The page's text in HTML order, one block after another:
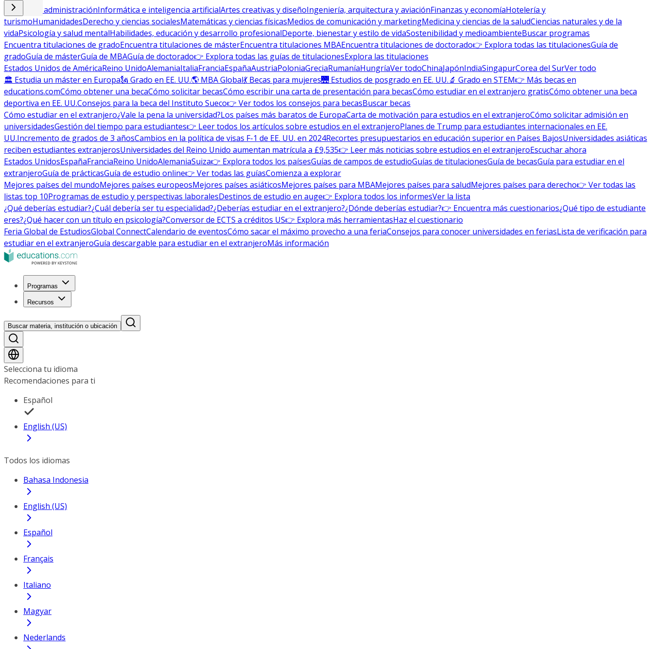
Empresa y administraciónInformática e inteligencia artificialArtes creativas y diseñoIngeniería, arquitectura y aviaciónFinanzas y economíaHotelería y
turismoHumanidadesDerecho y ciencias socialesMatemáticas y ciencias físicasMedios de comunicación y marketingMedicina y ciencias de la saludCiencias naturales y de la
vidaPsicología y salud mentalHabilidades, educación y desarrollo profesionalDeporte, bienestar y estilo de vidaSostenibilidad y medioambienteBuscar programas
Encuentra titulaciones de gradoEncuentra titulaciones de másterEncuentra titulaciones MBAEncuentra titulaciones de doctorado👉 Explora todas las titulacionesGuía de
gradoGuía de másterGuía de MBAGuía de doctorado👉 Explora todas las guías de titulacionesExplora las titulaciones
Estados Unidos de AméricaReino UnidoAlemaniaItaliaFranciaEspañaAustriaPoloniaGreciaRumaníaHungríaVer todoChinaJapónIndiaSingapurCorea del SurVer todo
🏛 Estudia un máster en Europa🗽 Grado en EE. UU.🌎 MBA Global💃 Becas para mujeres🌉 Estudios de posgrado en EE. UU.🔬 Grado en STEM👉 Más becas en
educations.comCómo obtener una becaCómo solicitar becasCómo escribir una carta de presentación para becasCómo estudiar en el extranjero gratisCómo obtener una beca
deportiva en EE. UU.Consejos para la beca del Instituto Sueco👉 Ver todos los consejos para becasBuscar becas
Cómo estudiar en el extranjero¿Vale la pena la universidad?Los países más baratos de EuropaCarta de motivación para estudios en el extranjeroCómo solicitar admisión en
universidadesGestión del tiempo para estudiantes👉 Leer todos los artículos sobre estudios en el extranjeroPlanes de Trump para estudiantes internacionales en EE.
UU.Incremento de grados de 3 añosCambios en la política de visas F-1 de EE. UU. en 2024Recortes presupuestarios en educación superior en Países BajosUniversidades asiáticas
reciben estudiantes extranjerosUniversidades del Reino Unido aumentan matrícula a £9,535👉 Leer más noticias sobre estudios en el extranjeroEscuchar ahora
Estados UnidosEspañaFranciaReino UnidoAlemaniaSuiza👉 Explora todos los paísesGuías de campos de estudioGuías de titulacionesGuía de becasGuía para estudiar en el
extranjeroGuía de prácticasGuía de estudio online👉 Ver todas las guíasComienza a explorar
Mejores países del mundoMejores países europeosMejores países asiáticosMejores países para MBAMejores países para saludMejores países para derecho👉 Ver todas las
listas top 10Programas de estudio y perspectivas laboralesDestinos de estudio en auge👉 Explora todos los informesVer la lista
¿Qué deberías estudiar?¿Cuál debería ser tu especialidad?¿Deberías estudiar en el extranjero?¿Dónde deberías estudiar?👉 Encuentra más cuestionarios¿Qué tipo de estudiante
eres?¿Qué hacer con un título en psicología?Conversor de ECTS a créditos US👉 Explora más herramientasHaz el cuestionario
Feria Global de EstudiosGlobal ConnectCalendario de eventosCómo sacar el máximo provecho a una feriaConsejos para conocer universidades en feriasLista de verificación para
estudiar en el extranjeroGuía descargable para estudiar en el extranjeroMás información
Programas
Recursos
Buscar materia, institución o ubicación
Selecciona tu idioma
Recomendaciones para ti
Español
English (US)
Todos los idiomas
Bahasa Indonesia
English (US)
Español
Français
Italiano
Magyar
Nederlands